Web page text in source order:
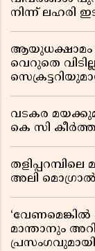
നിന്ന് ലഹരി
ആയുധക്ഷാമം
വെറുതെ
വടകര
കെ സി
അലി മൊഗ്രാൽ
‘വേണമെങ്കിൽ
മാന്താനും